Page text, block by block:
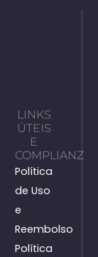
LINKS
ÚTEIS
E
COMPLIANZ
Política
de Uso
e
Reembolso
Política